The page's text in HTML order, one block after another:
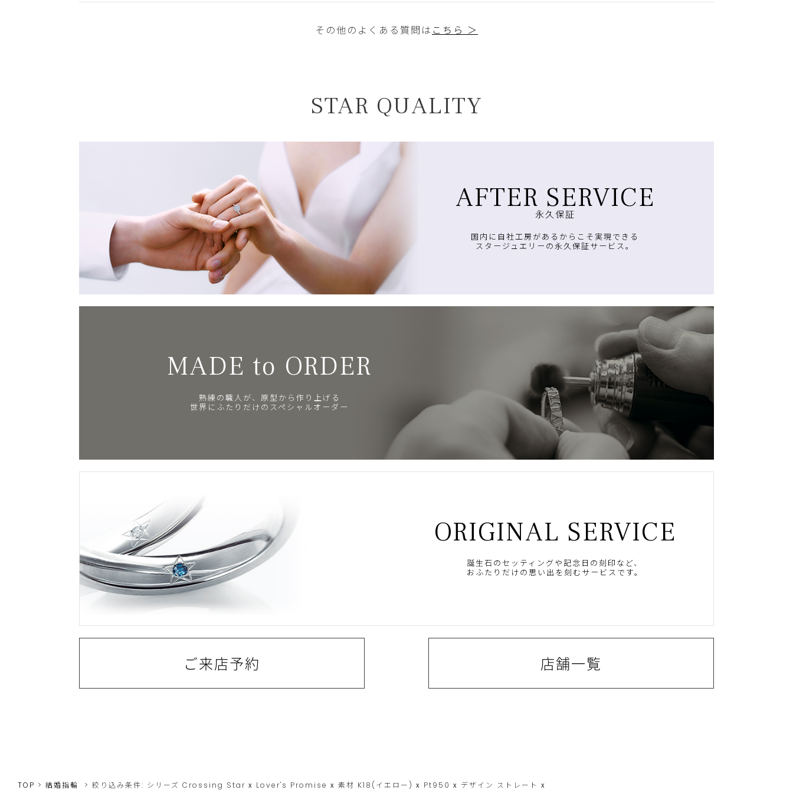
その他のよくある質問は こちら ＞
STAR QUALITY
AFTER SERVICE
永久保証
国内に自社工房があるからこそ実現できる
スタージュエリーの永久保証サービス。
MADE to ORDER
熟練の職人が、原型から作り上げる
世界にふたりだけのスペシャルオーダー
ORIGINAL SERVICE
誕生石のセッティングや記念日の刻印など、
おふたりだけの思い出を刻むサービスです。
ご来店予約 店舗一覧
TOP 結婚指輪 絞り込み条件: シリーズ Crossing Star x Lover's Promise x 素材 K18(イエロー) x Pt950 x デザイン ストレート x